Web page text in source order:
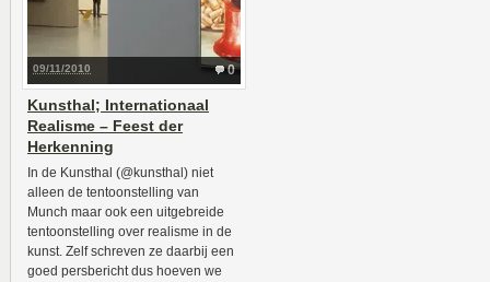
0
09/11/2010
Kunsthal; Internationaal
Realisme – Feest der
Herkenning
In de Kunsthal (@kunsthal) niet
alleen de tentoonstelling van
Munch maar ook een uitgebreide
tentoonstelling over realisme in de
kunst. Zelf schreven ze daarbij een
goed persbericht dus hoeven we